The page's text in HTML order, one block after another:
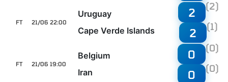
21/06 22:00
FT
Uruguay
Cape Verde Islands
2 (2)
2 (1)
21/06 19:00
FT
Belgium
Iran
0 (0)
0 (0)